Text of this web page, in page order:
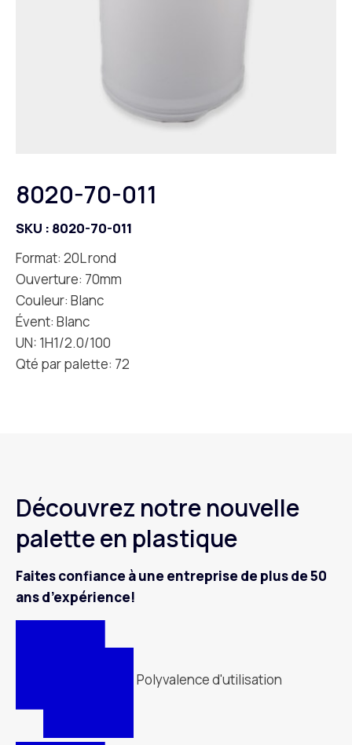
8020-70-011
SKU : 8020-70-011
Format: 20L rond
Ouverture: 70mm
Couleur: Blanc
Évent: Blanc
UN: 1H1/2.0/100
Qté par palette: 72
Découvrez notre nouvelle
palette en plastique
Faites confiance à une entreprise de plus de 50
ans d’expérience!
Polyvalence d'utilisation